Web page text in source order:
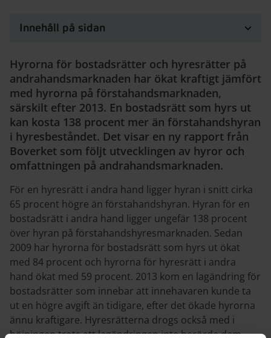
Innehåll på sidan
Hyrorna för bostadsrätter och hyresrätter på
andrahandsmarknaden har ökat kraftigt jämfört
med hyrorna på förstahandsmarknaden,
särskilt efter 2013. En bostadsrätt som hyrs ut
kan kosta 138 procent mer än förstahandshyran
i hyresbeståndet. Det visar en ny rapport från
Boverket som följt utvecklingen av hyror och
omfattningen på andrahandsmarknaden.
För en hyresrätt i andra hand ligger hyran i snitt cirka
65 procent högre än förstahandshyran. Hyran för en
bostadsrätt i andra hand ligger ungefär 138 procent
över hyran på förstahandshyresmarknaden. Sedan
2009 har hyrorna för bostadsrätt som hyrs ut ökat
med 84 procent och hyrorna för hyresrätt i andra
hand ökat med 59 procent. 2013 kom en lagändring för
bostadsrätter som innebar att innehavaren kunde ta
ut en högre avgift än tidigare, efter det ökade hyrorna
ännu kraftigare. Hyresrätterna drogs också med i
höjningen trots att lagändringen inte berörde dem.